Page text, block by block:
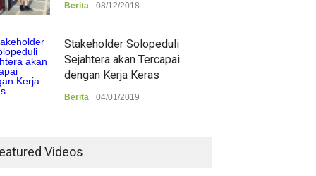
Berita 08/12/2018
Stakeholder Solopeduli
Sejahtera akan Tercapai
dengan Kerja Keras
Berita 04/01/2019
Videos